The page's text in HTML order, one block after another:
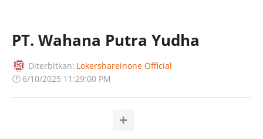
PT. Wahana Putra Yudha
Diterbitkan: Lokershareinone Official
🕐 6/10/2025 11:29:00 PM